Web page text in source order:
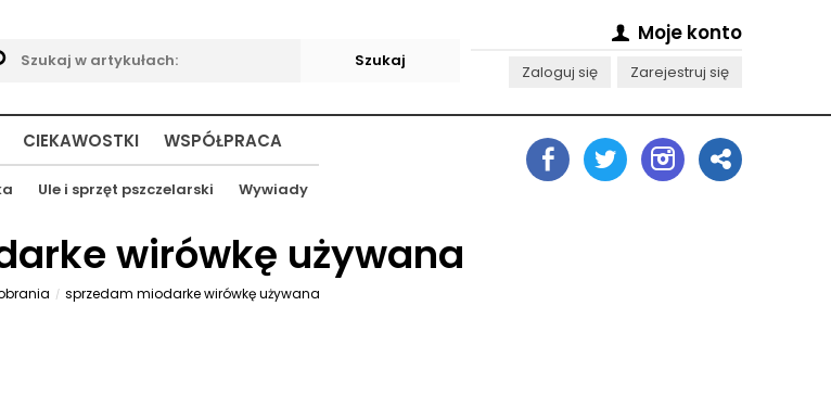
Moje konto
Zaloguj się Zarejestruj się
Ule i sprzęt pszczelarski Wywiady
CIEKAWOSTKI WSPÓŁPRACA
wirówkę używana
sprzedam miodarke wirówkę używana